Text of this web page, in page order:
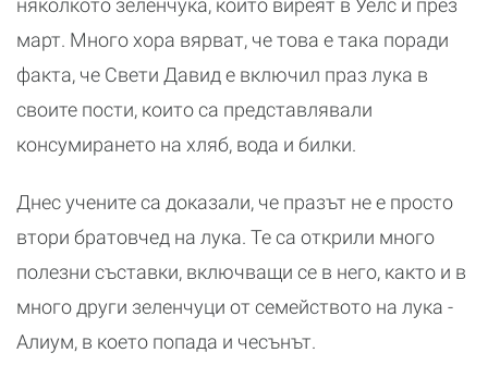
няколкото зеленчука, които виреят в Уелс и през
март. Много хора вярват, че това е така поради
факта, че Свети Давид е включил праз лука в
своите пости, които са представлявали
консумирането на хляб, вода и билки.
Днес учените са доказали, че празът не е просто
втори братовчед на лука. Те са открили много
полезни съставки, включващи се в него, както и в
много други зеленчуци от семейството на лука -
Алиум, в което попада и чесънът.